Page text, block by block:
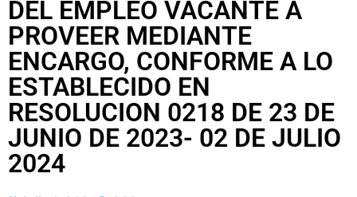
DEL EMPLEO VACANTE A
PROVEER MEDIANTE
ENCARGO, CONFORME A LO
ESTABLECIDO EN
RESOLUCION 0218 DE 23 DE
JUNIO DE 2023- 02 DE JULIO
2024